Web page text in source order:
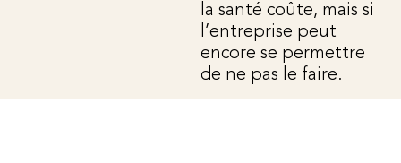
la santé coûte, mais si
l’entreprise peut
encore se permettre
de ne pas le faire.